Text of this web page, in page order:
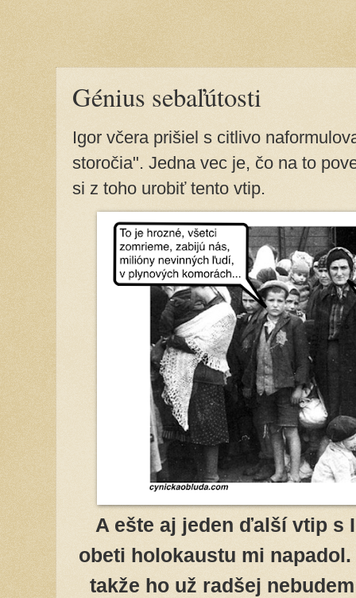
Génius sebaľútosti
Igor včera prišiel s citlivo
storočia". Jedna vec je, čo na to
si z toho urobiť tento vtip.
A ešte aj jeden ďalší vtip s
obeti holokaustu mi
takže ho už radšej